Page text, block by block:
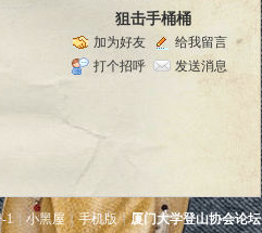
狙击手桶桶
加为好友
给我留言
打个招呼
发送消息
1 小黑屋 | 手机版 | 厦门大学登山协会论坛